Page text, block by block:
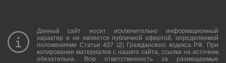
Данный сайт носит исключительно информационный
характер и не является публичной офертой, определяемой
положениями Статьи 437 (2) Гражданского кодекса РФ. При
копировании материалов с нашего сайта, ссылка на источник
обязательна. Всю ответственность за размещаемые